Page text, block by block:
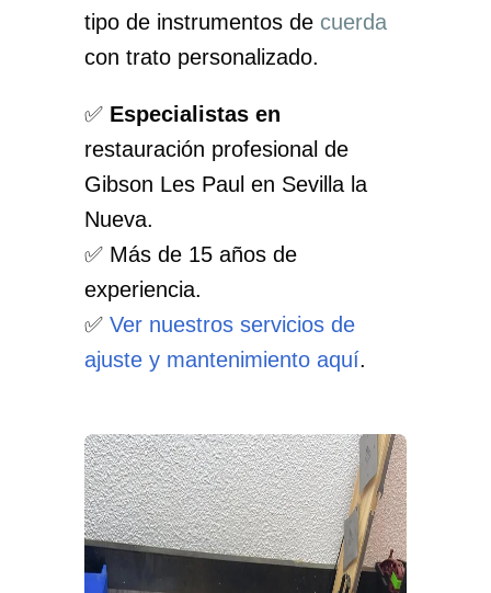
tipo de instrumentos de cuerda
con trato personalizado.
✅ Especialistas en
restauración profesional de
Gibson Les Paul en Sevilla la
Nueva.
✅ Más de 15 años de
experiencia.
✅ Ver nuestros servicios de
ajuste y mantenimiento aquí.